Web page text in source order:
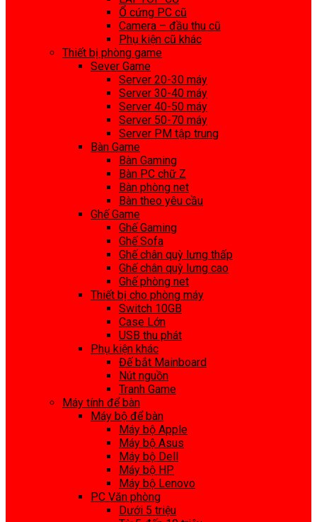
Ổ cứng PC cũ
Camera – đầu thu cũ
Phụ kiện cũ khác
Thiết bị phòng game
Sever Game
Server 20-30 máy
Server 30-40 máy
Server 40-50 máy
Server 50-70 máy
Server PM tập trung
Bàn Game
Bàn Gaming
Bàn PC chữ Z
Bàn phòng net
Bàn theo yêu cầu
Ghế Game
Ghế Gaming
Ghế Sofa
Ghế chân quỳ lưng thấp
Ghế chân quỳ lưng cao
Ghế phòng net
Thiết bị cho phòng máy
Switch 10GB
Case Lớn
USB thu phát
Phụ kiện khác
Đế bắt Mainboard
Nút nguồn
Tranh Game
Máy tính để bàn
Máy bộ để bàn
Máy bộ Apple
Máy bộ Asus
Máy bộ Dell
Máy bộ HP
Máy bộ Lenovo
PC Văn phòng
Dưới 5 triệu